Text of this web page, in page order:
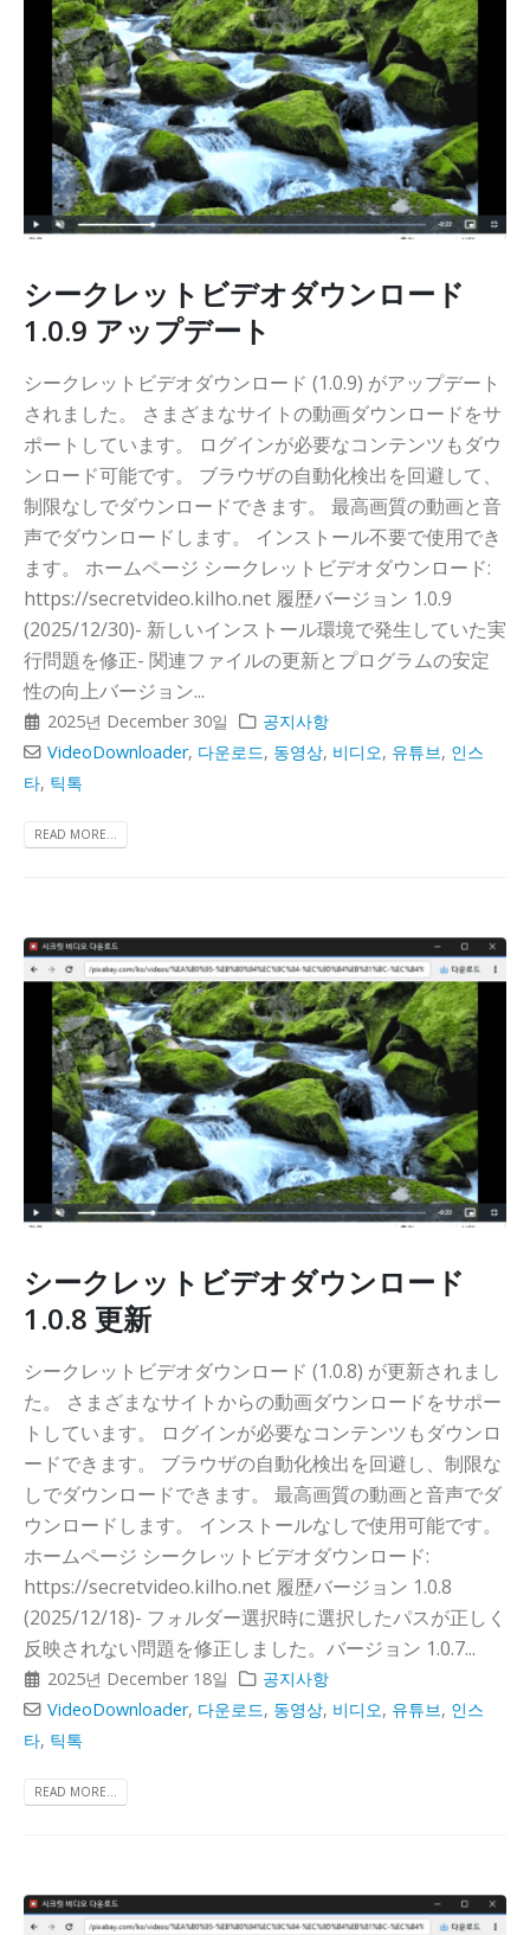
シークレットビデオダウンロード
1.0.9 アップデート
シークレットビデオダウンロード (1.0.9) がアップデート
されました。 さまざまなサイトの動画ダウンロードをサ
ポートしています。 ログインが必要なコンテンツもダウ
ンロード可能です。 ブラウザの自動化検出を回避して、
制限なしでダウンロードできます。 最高画質の動画と音
声でダウンロードします。 インストール不要で使用でき
ます。 ホームページ シークレットビデオダウンロード:
https://secretvideo.kilho.net 履歴バージョン 1.0.9
(2025/12/30)- 新しいインストール環境で発生していた実
行問題を修正- 関連ファイルの更新とプログラムの安定
性の向上バージョン...
2025년 December 30일
공지사항
VideoDownloader, 다운로드, 동영상, 비디오, 유튜브, 인스
타, 틱톡
READ MORE...
シークレットビデオダウンロード
1.0.8 更新
シークレットビデオダウンロード (1.0.8) が更新されまし
た。 さまざまなサイトからの動画ダウンロードをサポー
トしています。 ログインが必要なコンテンツもダウンロ
ードできます。 ブラウザの自動化検出を回避し、制限な
しでダウンロードできます。 最高画質の動画と音声でダ
ウンロードします。 インストールなしで使用可能です。
ホームページ シークレットビデオダウンロード:
https://secretvideo.kilho.net 履歴バージョン 1.0.8
(2025/12/18)- フォルダー選択時に選択したパスが正しく
反映されない問題を修正しました。バージョン 1.0.7...
2025년 December 18일
공지사항
VideoDownloader, 다운로드, 동영상, 비디오, 유튜브, 인스
타, 틱톡
READ MORE...